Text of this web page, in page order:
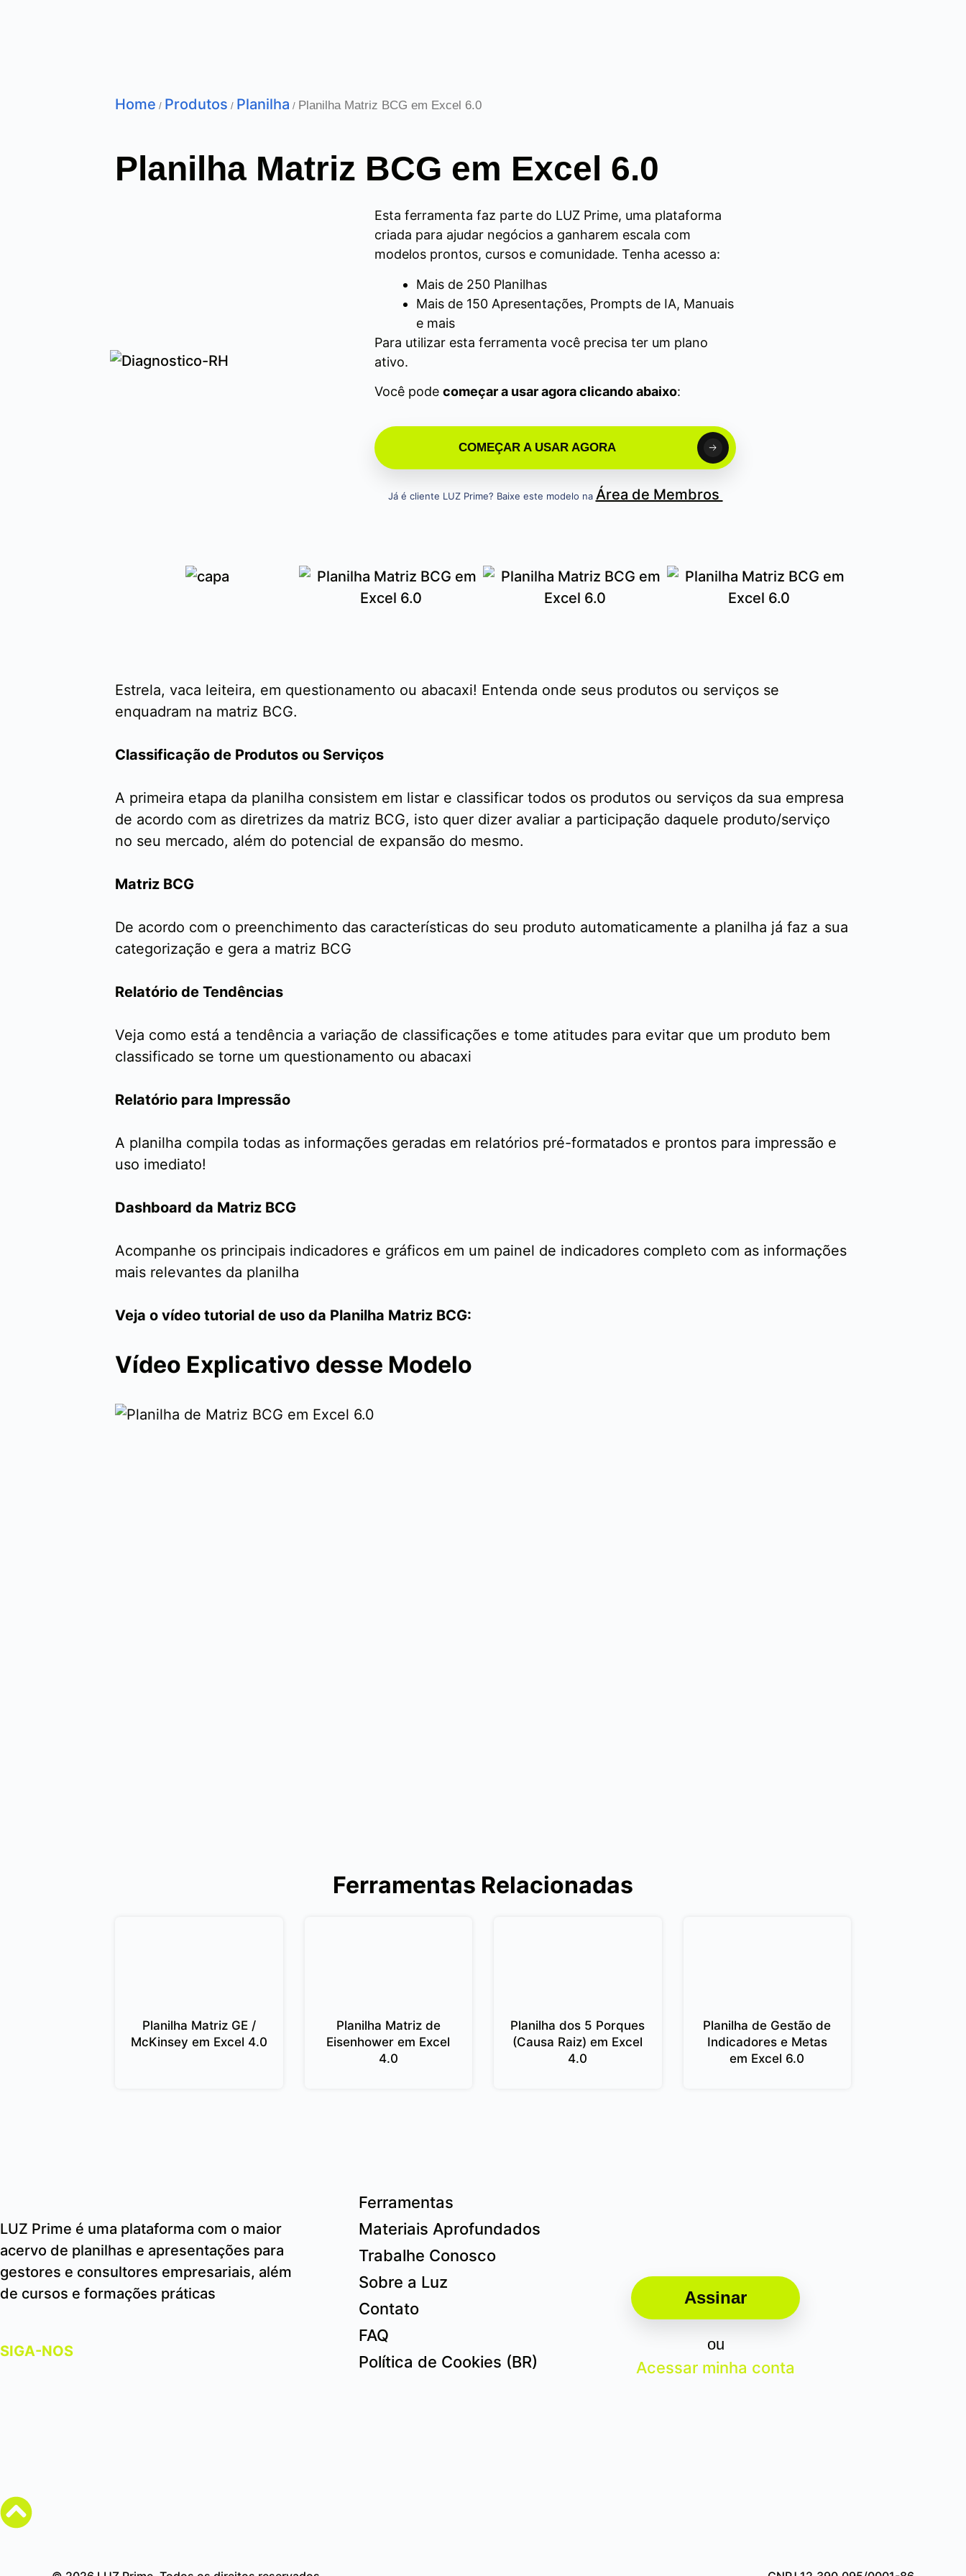
Home / Produtos / Planilha / Planilha Matriz BCG em Excel 6.0
Planilha Matriz BCG em Excel 6.0
Esta ferramenta faz parte do LUZ Prime, uma plataforma
criada para ajudar negócios a ganharem escala com
modelos prontos, cursos e comunidade. Tenha acesso a:
Mais de 250 Planilhas
Mais de 150 Apresentações, Prompts de IA, Manuais
e mais
Para utilizar esta ferramenta você precisa ter um plano
ativo.
Você podecomeçar a usar agora clicando abaixo:
COMEÇAR A USAR AGORA
Já é cliente LUZ Prime? Baixe este modelo na Área de Membros
Estrela, vaca leiteira, em questionamento ou abacaxi! Entenda onde seus produtos ou serviços se
enquadram na matriz BCG.
Classificação de Produtos ou Serviços
A primeira etapa da planilha consistem em listar e classificar todos os produtos ou serviços da sua empresa
de acordo com as diretrizes da matriz BCG, isto quer dizer avaliar a participação daquele produto/serviço
no seu mercado, além do potencial de expansão do mesmo.
Matriz BCG
De acordo com o preenchimento das características do seu produto automaticamente a planilha já faz a sua
categorização e gera a matriz BCG
Relatório de Tendências
Veja como está a tendência a variação de classificações e tome atitudes para evitar que um produto bem
classificado se torne um questionamento ou abacaxi
Relatório para Impressão
A planilha compila todas as informações geradas em relatórios pré-formatados e prontos para impressão e
uso imediato!
Dashboard da Matriz BCG
Acompanhe os principais indicadores e gráficos em um painel de indicadores completo com as informações
mais relevantes da planilha
Veja o vídeo tutorial de uso da Planilha Matriz BCG:
Vídeo Explicativo desse Modelo
Ferramentas Relacionadas
Planilha Matriz GE /
McKinsey em Excel 4.0
Planilha Matriz de
Eisenhower em Excel
4.0
Planilha dos 5 Porques
(Causa Raiz) em Excel
4.0
Planilha de Gestão de
Indicadores e Metas
em Excel 6.0
LUZ Prime é uma plataforma com o maior
acervo de planilhas e apresentações para
gestores e consultores empresariais, além
de cursos e formações práticas
SIGA-NOS
Ferramentas
Materiais Aprofundados
Trabalhe Conosco
Sobre a Luz
Contato
FAQ
Política de Cookies (BR)
Assinar
ou
Acessar minha conta